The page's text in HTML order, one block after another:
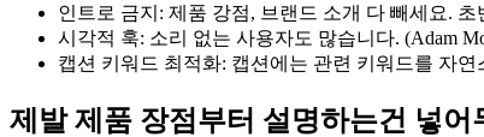
인트로 금지: 제품 강점, 브랜드 소개 다 빼세요.
시각적 훅: 소리 없는 사용자도 많습니다. (Adam
캡션 키워드 최적화: 캡션에는 관련 키워드를 자
제발 제품 장점부터 설명하는건 넣어